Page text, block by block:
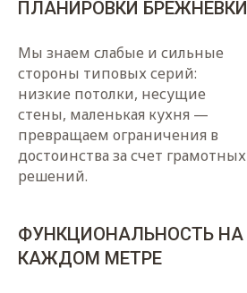
ПЛАНИРОВКИ БРЕЖНЕВКИ
Мы знаем слабые и сильные
стороны типовых серий:
низкие потолки, несущие
стены, маленькая кухня —
превращаем ограничения в
достоинства за счет грамотных
решений.
ФУНКЦИОНАЛЬНОСТЬ НА
КАЖДОМ МЕТРЕ